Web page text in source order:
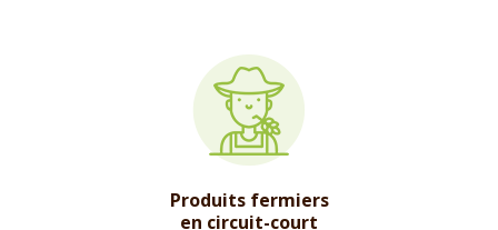
Produits fermiers
en circuit-court